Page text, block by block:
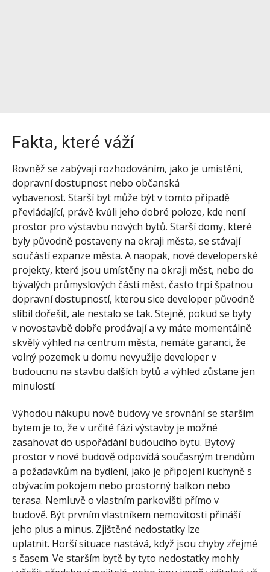
Fakta, které váží
Rovněž se zabývají rozhodováním, jako je umístění,
dopravní dostupnost nebo občanská
vybavenost. Starší byt může být v tomto případě
převládající, právě kvůli jeho dobré poloze, kde není
prostor pro výstavbu nových bytů. Starší domy, které
byly původně postaveny na okraji města, se stávají
součástí expanze města. A naopak, nové developerské
projekty, které jsou umístěny na okraji měst, nebo do
bývalých průmyslových částí měst, často trpí špatnou
dopravní dostupností, kterou sice developer původně
slíbil dořešit, ale nestalo se tak. Stejně, pokud se byty
v novostavbě dobře prodávají a vy máte momentálně
skvělý výhled na centrum města, nemáte garanci, že
volný pozemek u domu nevyužije developer v
budoucnu na stavbu dalších bytů a výhled zůstane jen
minulostí.
Výhodou nákupu nové budovy ve srovnání se starším
bytem je to, že v určité fázi výstavby je možné
zasahovat do uspořádání budoucího bytu. Bytový
prostor v nové budově odpovídá současným trendům
a požadavkům na bydlení, jako je připojení kuchyně s
obývacím pokojem nebo prostorný balkon nebo
terasa. Nemluvě o vlastním parkovišti přímo v
budově. Být prvním vlastníkem nemovitosti přináší
jeho plus a minus. Zjištěné nedostatky lze
uplatnit. Horší situace nastává, když jsou chyby zřejmé
s časem. Ve starším bytě by tyto nedostatky mohly